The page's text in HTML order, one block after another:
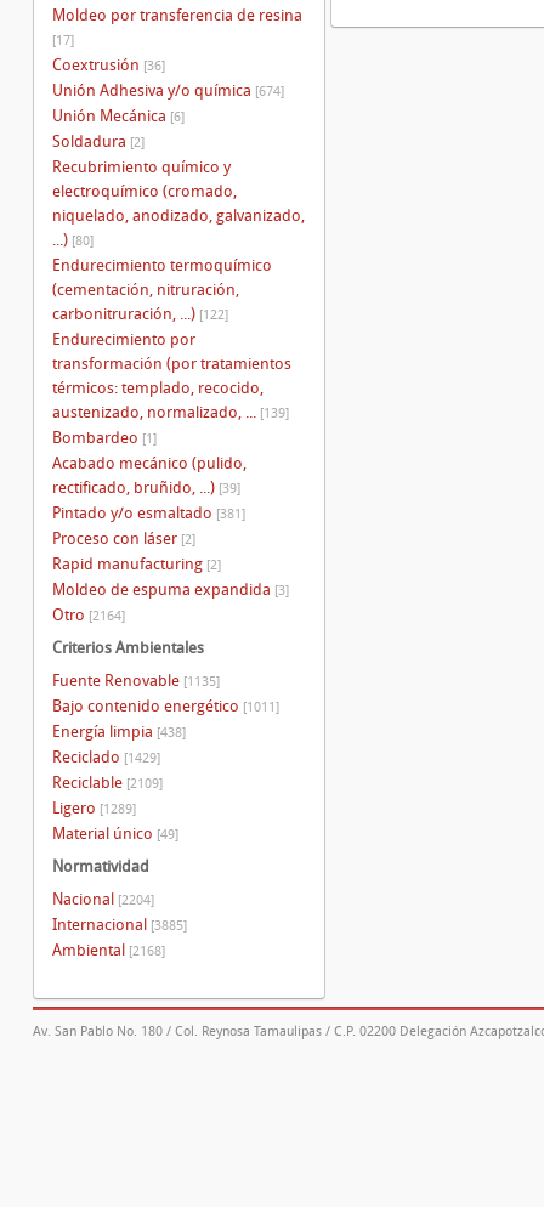
Moldeo por transferencia de resina
[17]
Coextrusión [36]
Unión Adhesiva y/o química [674]
Unión Mecánica [6]
Soldadura [2]
Recubrimiento químico y
electroquímico (cromado,
niquelado, anodizado, galvanizado,
...) [80]
Endurecimiento termoquímico
(cementación, nitruración,
carbonitruración, ...) [122]
Endurecimiento por
transformación (por tratamientos
térmicos: templado, recocido,
austenizado, normalizado, ...
[139]
Bombardeo [1]
Acabado mecánico (pulido,
rectificado, bruñido, ...) [39]
Pintado y/o esmaltado [381]
Proceso con láser [2]
Rapid manufacturing [2]
Moldeo de espuma expandida [3]
Otro [2164]
Criterios Ambientales
Fuente Renovable [1135]
Bajo contenido energético [1011]
Energía limpia [438]
Reciclado [1429]
Reciclable [2109]
Ligero [1289]
Material único [49]
Normatividad
Nacional [2204]
Internacional [3885]
Ambiental [2168]
Av. San Pablo No. 180 / Col. Reynosa Tamaulipas / C.P. 02200 Delegación